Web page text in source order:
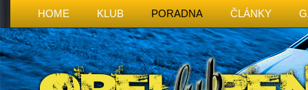
HOME KLUB PORADNA ČLÁNKY